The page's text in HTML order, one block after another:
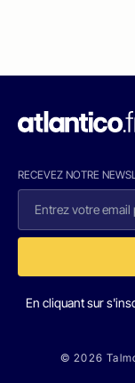
RECEVEZ NOTRE
En cliquant sur
© 2026